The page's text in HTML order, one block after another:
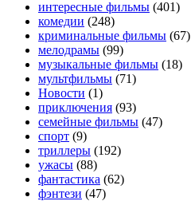
интересные фильмы (401)
комедии (248)
криминальные фильмы (67)
мелодрамы (99)
музыкальные фильмы (18)
мультфильмы (71)
Новости (1)
приключения (93)
семейные фильмы (47)
спорт (9)
триллеры (192)
ужасы (88)
фантастика (62)
фэнтези (47)